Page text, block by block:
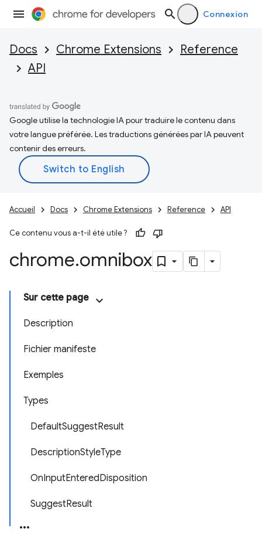
Connexion
Docs Chrome Extensions
Reference
API
Google utilise la technologie IA pour traduire le contenu dans
votre langue préférée. Les traductions générées par IA peuvent
contenir des erreurs.
Accueil Docs Chrome Extensions Reference API
Ce contenu vous a-t-il été utile ?
chrome.omnibox
Sur cette page
Description
Fichier manifeste
Exemples
Types
DefaultSuggestResult
DescriptionStyleType
OnInputEnteredDisposition
SuggestResult